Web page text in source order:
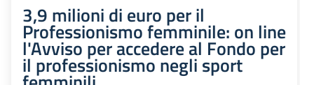
3,9 milioni di euro per il
Professionismo femminile: on line
l'Avviso per accedere al Fondo per
il professionismo negli sport